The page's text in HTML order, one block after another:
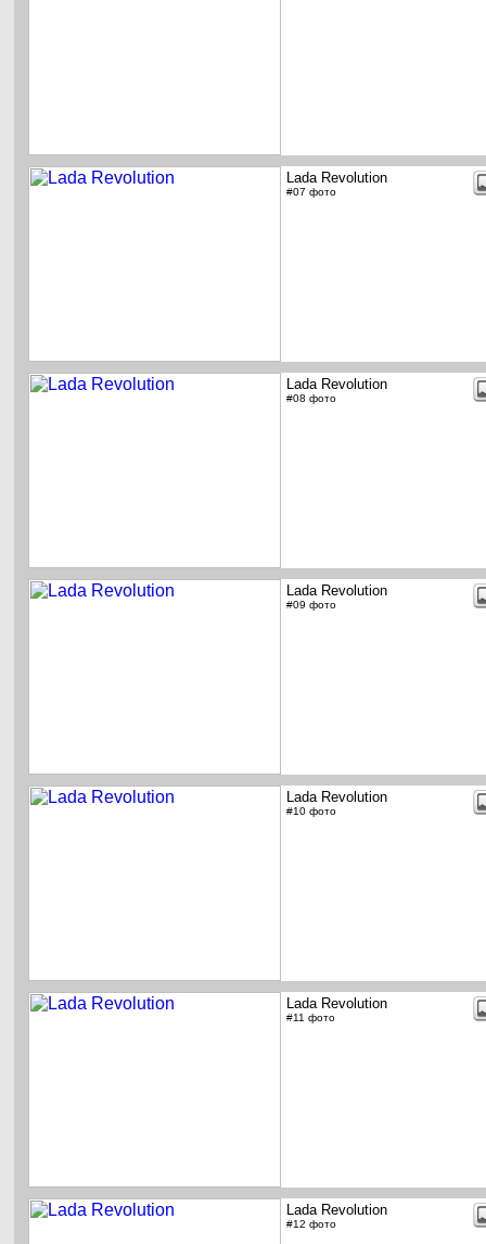
Lada Revolution
#07 фото
Lada Revolution
#08 фото
Lada Revolution
#09 фото
Lada Revolution
#10 фото
Lada Revolution
#11 фото
Lada Revolution
#12 фото